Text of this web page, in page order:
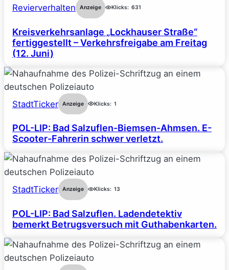
Revierverhalten Anzeige Klicks: 631
Kreisverkehrsanlage „Lockhauser Straße“
fertiggestellt – Verkehrsfreigabe am Freitag
(12. Juni)
StadtTicker Anzeige Klicks: 1
POL-LIP: Bad Salzuflen-Biemsen-Ahmsen. E-
Scooter-Fahrerin schwer verletzt.
StadtTicker Anzeige Klicks: 13
POL-LIP: Bad Salzuflen. Ladendetektiv
bemerkt Betrugsversuch mit Guthabenkarten.